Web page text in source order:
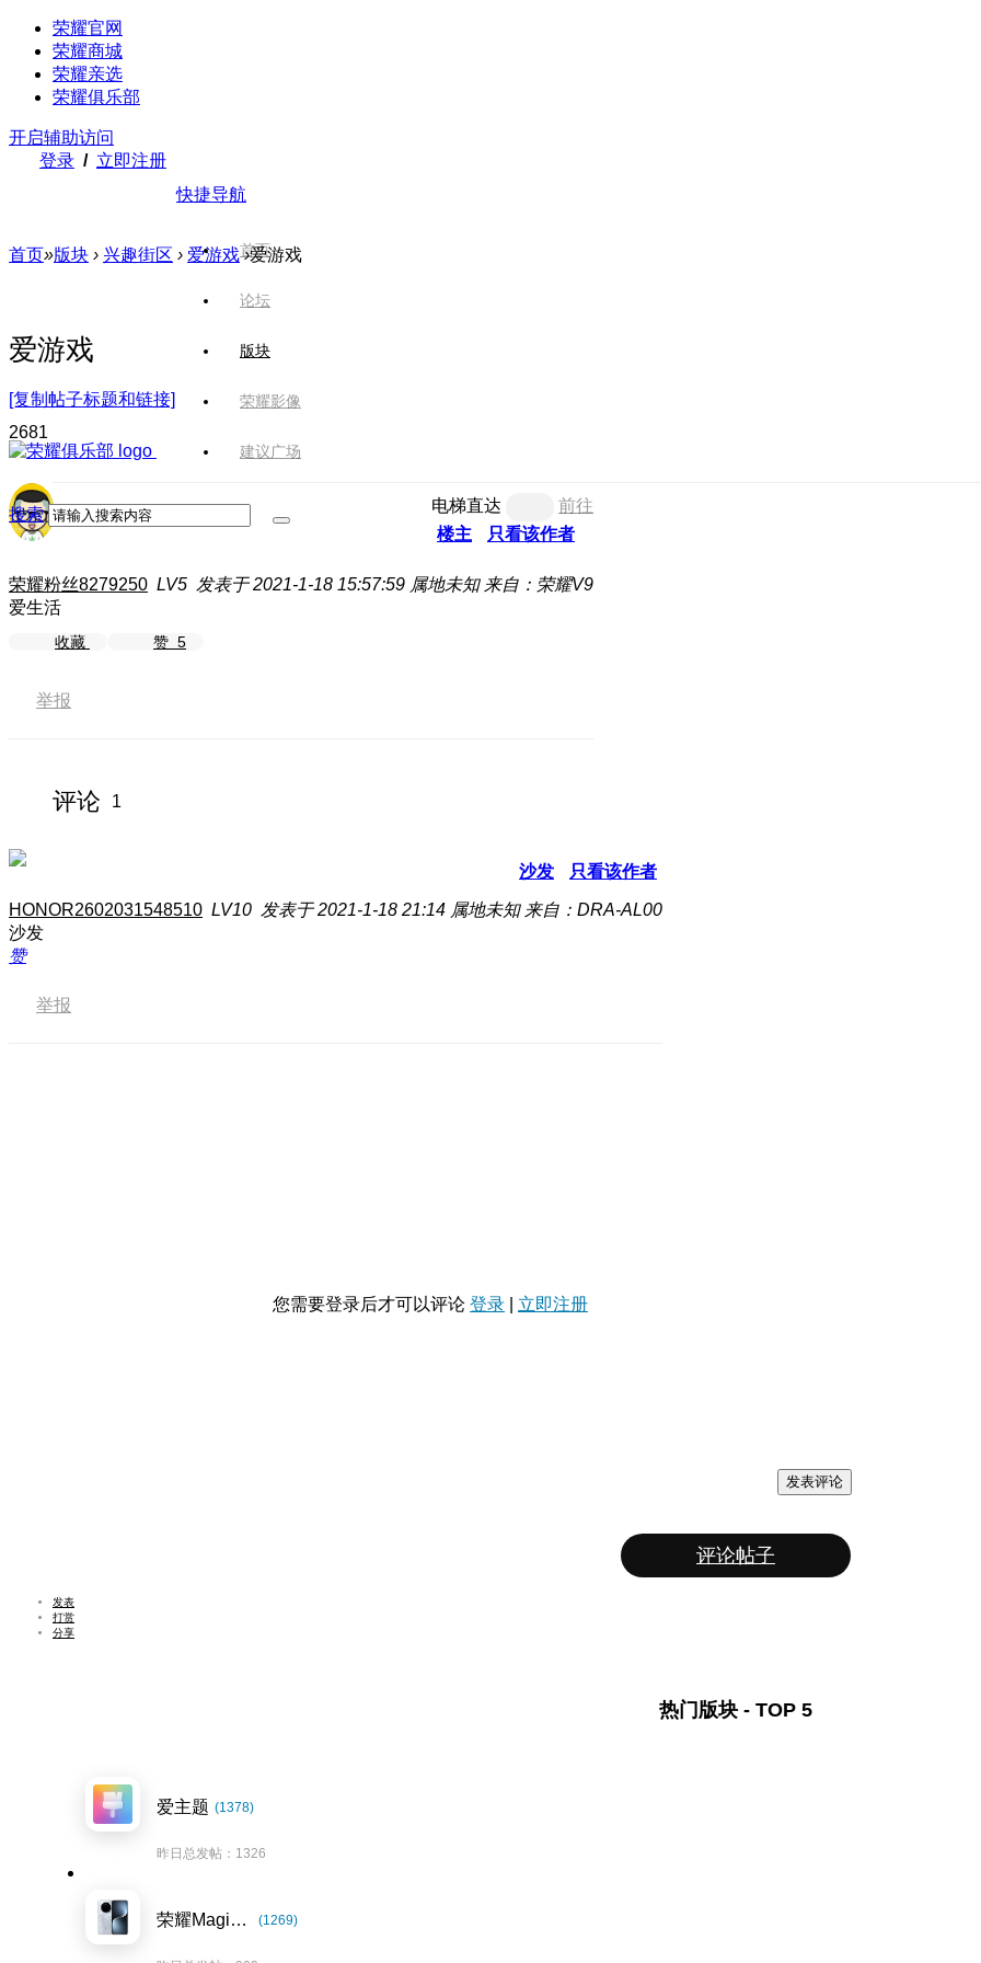
荣耀官网
荣耀商城
荣耀亲选
荣耀俱乐部
开启辅助访问
登录 / 立即注册
快捷导航
首页
论坛
版块
荣耀影像
建议广场
搜索
首页»版块 › 兴趣街区 › 爱游戏 ›爱游戏
爱游戏
[复制帖子标题和链接]
2681
电梯直达
前往
楼主
只看该作者
荣耀粉丝8279250 LV5 发表于 2021-1-18 15:57:59 属地未知 来自：荣耀V9
爱生活
收藏 赞 5
举报
评论 1
沙发 只看该作者
HONOR2602031548510 LV10 发表于 2021-1-18 21:14 属地未知 来自：DRA-AL00
沙发
赞
举报
您需要登录后才可以评论 登录 立即注册
发表评论
评论帖子
发表
打赏
分享
热门版块 - TOP 5
爱主题 (1378)
昨日总发帖：1326
荣耀Magic7系列 (1269)